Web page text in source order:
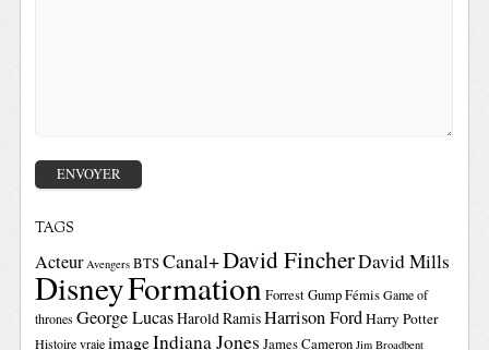
TAGS
Acteur Avengers BTSCanal+David FincherDavid Mills
DisneyFormationForrest GumpFémis Game of
thrones George LucasHarold RamisHarrison FordHarry Potter
Histoire vraie imageIndiana Jones James Cameron Jim Broadbent